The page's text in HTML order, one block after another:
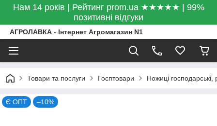
Нам 14 років | Рейтинг prom.ua ★★★★★ | 99%
позитивні відгуки
АГРОЛАВКА - Інтернет Агромагазин N1
Товари та послуги Госптовари Ножиці господарські,
Є ОПТ –10%